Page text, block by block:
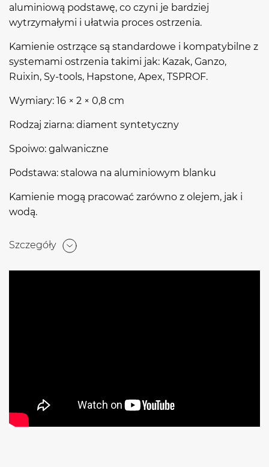
aluminiową podstawę, co czyni je bardziej
wytrzymałymi i ułatwia proces ostrzenia.
Kamienie ostrzące są standardowe i kompatybilne z
systemami ostrzenia takimi jak: Kazak, Ganzo,
Ruixin, Sy-tools, Hapstone, Apex, TSPROF.
Wymiary: 16 × 2 × 0,8 cm
Rodzaj ziarna: diament syntetyczny
Spoiwo: galwaniczne
Podstawa: stalowa na aluminiowym blanku
Kamienie mogą pracować zarówno z olejem, jak i
wodą.
Szczegóły